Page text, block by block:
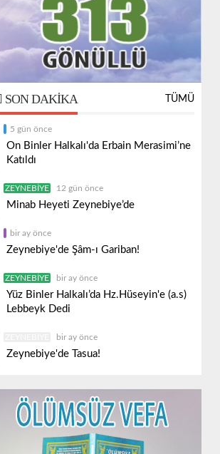
SON DAKIKA TÜMÜ
5 gün önce
On Binler Halkalı'da Erbain Merasimi’ne
Katıldı
ZEYNEBIYE 12 gün önce
Minab Heyeti Zeynebiye’de
bir ay önce
Zeynebiye'de Şâm-ı Gariban!
ZEYNEBIYE bir ay önce
Yüz Binler Halkalı’da Hz.Hüseyin'e (a.s)
Lebbeyk Dedi
bir ay önce
Zeynebiye'de Tasua!